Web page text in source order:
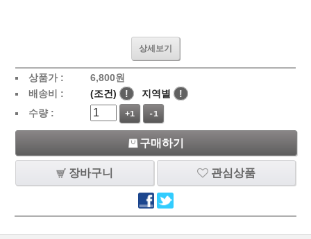
상세보기
상품가 : 6,800원
배송비 :
(조건) ! 지역별
!
수량 :
+1 -1
구매하기
장바구니 관심상품